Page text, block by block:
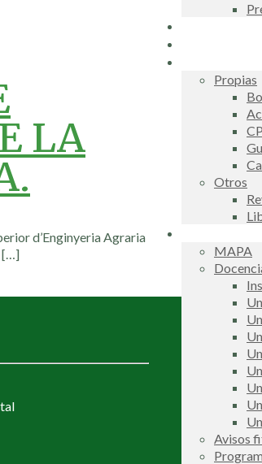
Propias
Otros
MAPA
Avisos
LA
d’Enginyeria Agraria
[…]